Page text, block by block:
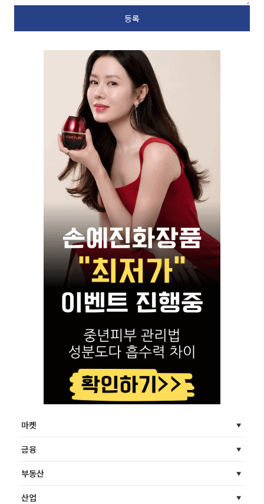
마켓
금융
부동산
산업